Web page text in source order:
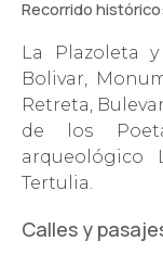
Recorrido histórico:
La Plazoleta
Bolivar,
Retreta,
de los
arqueológico
Tertulia.
Calles y